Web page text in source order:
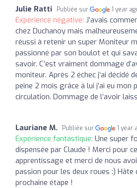
Julie Ratti Publiée sur 1 year
Expérience négative: J’avais
chez Duchanoy mais
réussi à retenir un super Moniteur
passionné par son boulot et qui
savoir. C’est vraiment dommage
moniteur. Après 2 échec j’ai décidé
peine 2 mois grâce à lui j’ai eu mon
circulation. Dommage de l’avoir
Lauriane M. Publiée sur 1 year
Expérience fantastique: Une super
dispensée par Claude ! Merci pour
apprentissage et merci de nous
passion pour les deux roues :) Hâte
prochaine étape !